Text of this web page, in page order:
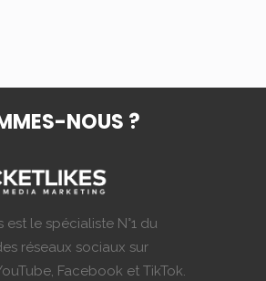
7,99€.1,45€.
NOUS ?
est le spécialiste N°1 du
réseaux sociaux sur
Facebook et TikTok.